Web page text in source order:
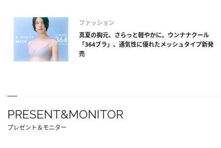
ファッション
真夏の胸元、さらっと軽やかに。ウンナナクール
「364ブラ」、通気性に優れたメッシュタイプ新発
売
PRESENT&MONITOR
プレゼント＆モニター